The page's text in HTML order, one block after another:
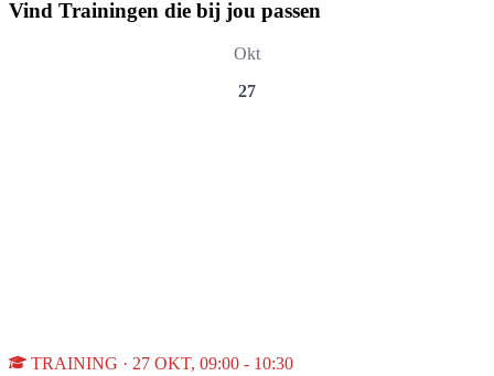
Vind Trainingen die bij jou passen
Okt
27
TRAINING · 27 OKT, 09:00 - 10:30